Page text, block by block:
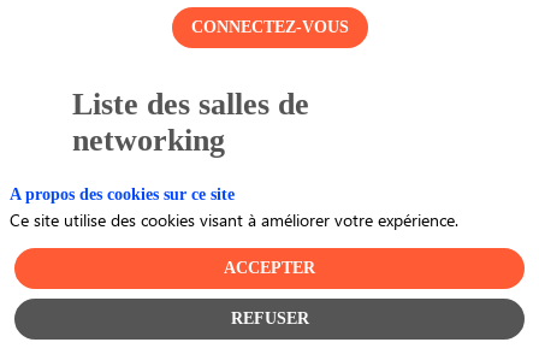
CONNECTEZ-VOUS
Liste des salles de
networking
Vous devez être inscrit et connecté pour accéder à
cette fonctionnalité
INSCRIVEZ-VOUS
Déja inscrit ? Connectez-vous pour personnaliser
votre experience !
A propos des cookies sur ce site
Ce site utilise des cookies visant à améliorer votre expérience.
ACCEPTER
REFUSER